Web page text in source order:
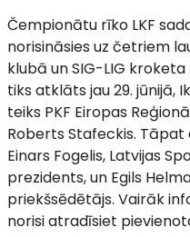
Čempionātu rīko LKF
norisināsies uz četriem
klubā un SIG-LIG
tiks atklāts jau 29. jūnijā,
teiks PKF Eiropas
Roberts Stafeckis.
Einars Fogelis, Latvijas
prezidents, un Egils
priekšsēdētājs. Vairāk
norisi atradīsiet